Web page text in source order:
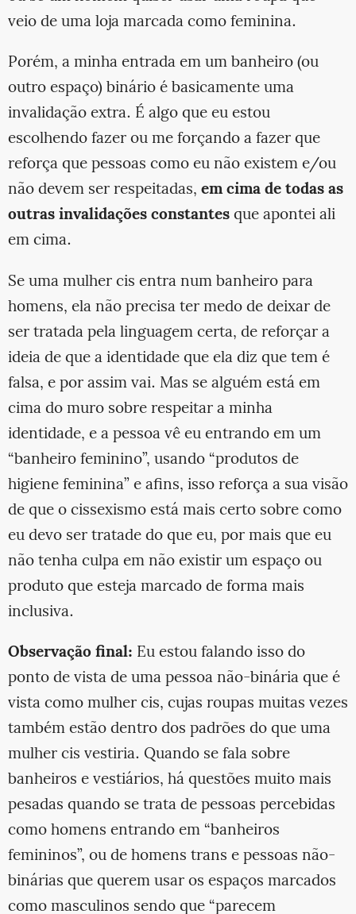
veio de uma loja marcada como feminina.
Porém, a minha entrada em um banheiro (ou
outro espaço) binário é basicamente uma
invalidação extra. É algo que eu estou
escolhendo fazer ou me forçando a fazer que
reforça que pessoas como eu não existem e/ou
não devem ser respeitadas, em cima de todas as
outras invalidações constantesque apontei ali
em cima.
Se uma mulher cis entra num banheiro para
homens, ela não precisa ter medo de deixar de
ser tratada pela linguagem certa, de reforçar a
ideia de que a identidade que ela diz que tem é
falsa, e por assim vai. Mas se alguém está em
cima do muro sobre respeitar a minha
identidade, e a pessoa vê eu entrando em um
“banheiro feminino”, usando “produtos de
higiene feminina” e afins, isso reforça a sua visão
de que o cissexismo está mais certo sobre como
eu devo ser tratade do que eu, por mais que eu
não tenha culpa em não existir um espaço ou
produto que esteja marcado de forma mais
inclusiva.
Observação final: Eu estou falando isso do
ponto de vista de uma pessoa não-binária que é
vista como mulher cis, cujas roupas muitas vezes
também estão dentro dos padrões do que uma
mulher cis vestiria. Quando se fala sobre
banheiros e vestiários, há questões muito mais
pesadas quando se trata de pessoas percebidas
como homens entrando em “banheiros
femininos”, ou de homens trans e pessoas não-
binárias que querem usar os espaços marcados
como masculinos sendo que “parecem